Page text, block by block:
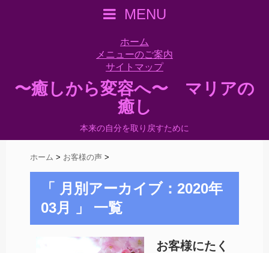
MENU
ホーム
メニューのご案内
サイトマップ
〜癒しから変容へ〜 マリアの
癒し
本来の自分を取り戻すために
ホーム > お客様の声 >
「 月別アーカイブ：2020年
03月 」 一覧
お客様にたく